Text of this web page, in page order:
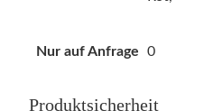
Nur auf Anfrage 0
Produktsicherheit